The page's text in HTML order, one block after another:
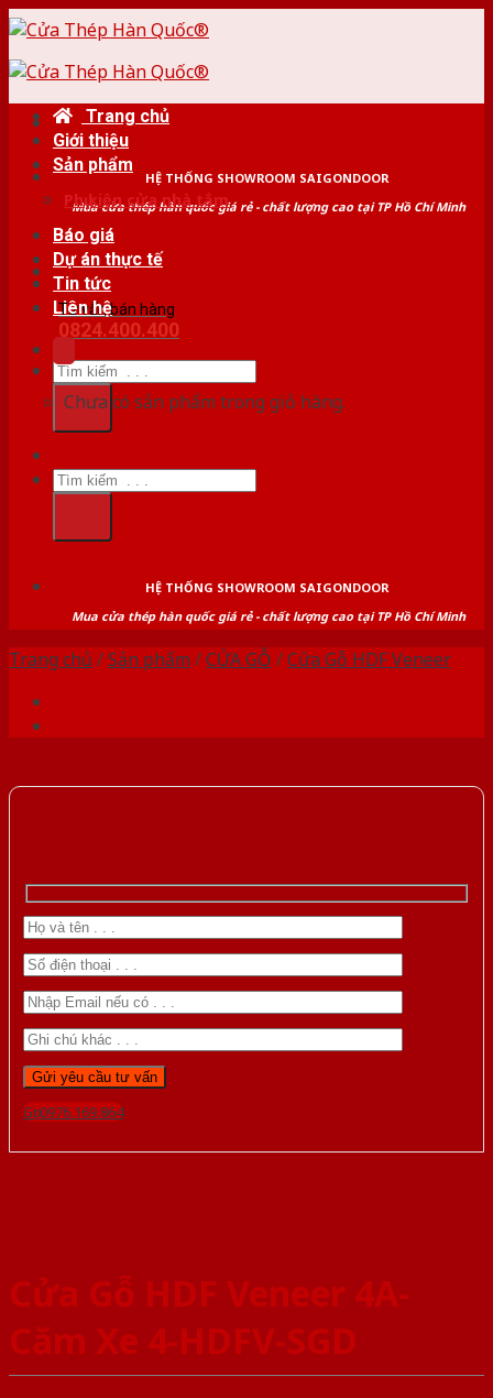
Skip
content
HỆ THỐNG SHOWROOM SAIGONDOOR
Mua cửa thép hàn quốc giá rẻ - chất lượng cao tại TP Hồ Chí Minh
Tư vấn bán hàng
0824.400.400
Tìm
kiếm:
Trang chủ
Giới thiệu
Sản phẩm
Phụ kiện cửa nhà tắm
Báo giá
Dự án thực tế
Tin tức
Liên hệ
Chưa có sản phẩm trong giỏ hàng.
Tìm
kiếm:
HỆ THỐNG SHOWROOM SAIGONDOOR
Mua cửa thép hàn quốc giá rẻ - chất lượng cao tại TP Hồ Chí Minh
Trang chủ /Sản phẩm /CỬA GỖ /Cửa Gỗ HDF Veneer
Gọi 0976.169.864
Cửa Gỗ HDF Veneer 4A-
Căm Xe 4-HDFV-SGD